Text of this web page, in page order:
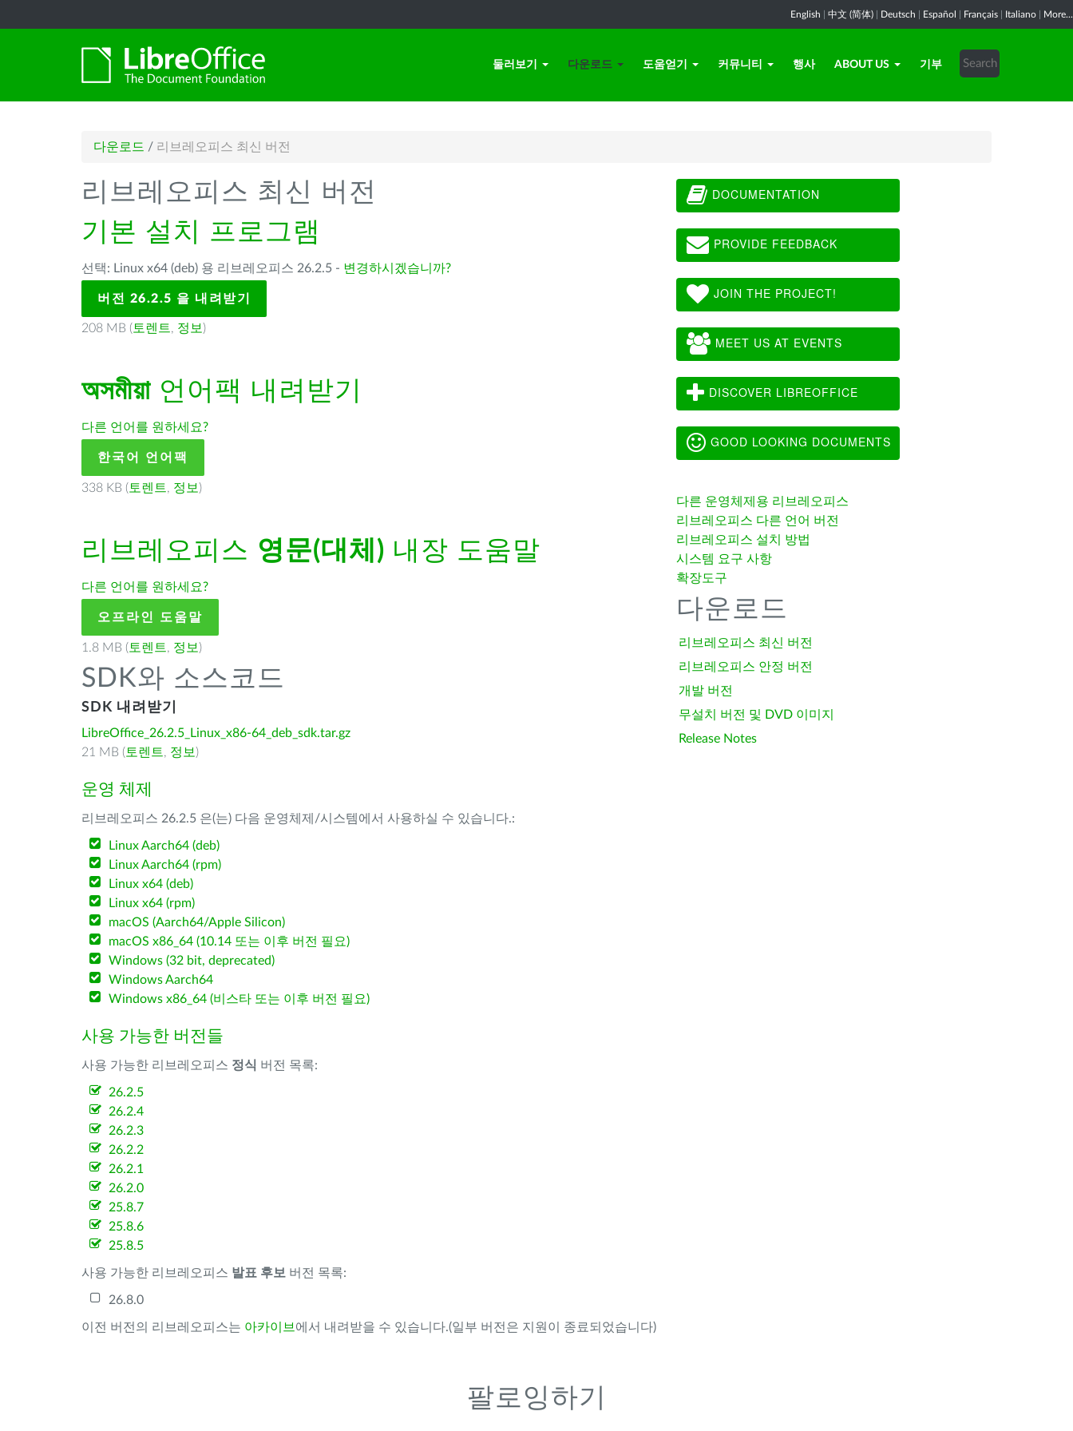
English 中文 (简体) Deutsch Español Français Italiano More...
둘러보기 다운로드 도움얻기 커뮤니티 행사 ABOUT US 기부
다운로드 / 리브레오피스 최신 버전
리브레오피스 최신 버전
기본 설치 프로그램
선택: Linux x64 (deb) 용 리브레오피스 26.2.5 - 변경하시겠습니까?
버전 26.2.5 을 내려받기
208 MB ( 토렌트, 정보 )
অসমীয়া 언어팩 내려받기
다른 언어를 원하세요?
한국어 언어팩
338 KB ( 토렌트, 정보 )
리브레오피스 영문(대체) 내장 도움말
다른 언어를 원하세요?
오프라인 도움말
1.8 MB ( 토렌트, 정보 )
SDK와 소스코드
SDK 내려받기
LibreOffice_26.2.5_Linux_x86-64_deb_sdk.tar.gz
21 MB ( 토렌트, 정보 )
운영 체제
리브레오피스 26.2.5 은(는) 다음 운영체제/시스템에서 사용하실 수 있습니다.:
Linux Aarch64 (deb)
Linux Aarch64 (rpm)
Linux x64 (deb)
Linux x64 (rpm)
macOS (Aarch64/Apple Silicon)
macOS x86_64 (10.14 또는 이후 버전 필요)
Windows (32 bit, deprecated)
Windows Aarch64
Windows x86_64 (비스타 또는 이후 버전 필요)
사용 가능한 버전들
사용 가능한 리브레오피스 정식 버전 목록:
26.2.5
26.2.4
26.2.3
26.2.2
26.2.1
26.2.0
25.8.7
25.8.6
25.8.5
사용 가능한 리브레오피스 발표 후보 버전 목록:
26.8.0
이전 버전의 리브레오피스는 아카이브 에서 내려받을 수 있습니다.(일부 버전은 지원이 종료되었습니다)
DOCUMENTATION
PROVIDE FEEDBACK
JOIN THE PROJECT!
MEET US AT EVENTS
DISCOVER LIBREOFFICE
GOOD LOOKING DOCUMENTS
다른 운영체제용 리브레오피스
리브레오피스 다른 언어 버전
리브레오피스 설치 방법
시스템 요구 사항
확장도구
다운로드
리브레오피스 최신 버전
리브레오피스 안정 버전
개발 버전
무설치 버전 및 DVD 이미지
Release Notes
팔로잉하기